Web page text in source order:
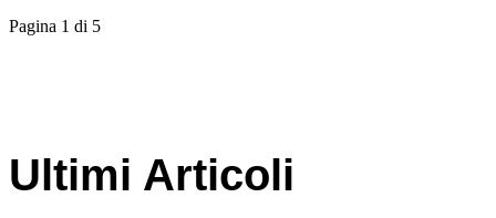
Pagina 1 di 5
Ultimi Articoli